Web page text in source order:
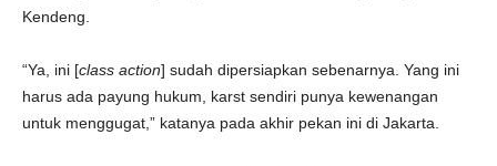
Kendeng.
“Ya, ini [class action] sudah dipersiapkan sebenarnya. Yang ini
harus ada payung hukum, karst sendiri punya kewenangan
untuk menggugat,” katanya pada akhir pekan ini di Jakarta.